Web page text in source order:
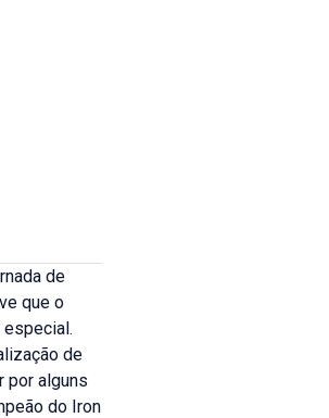
de
que o
de
por alguns
do Iron